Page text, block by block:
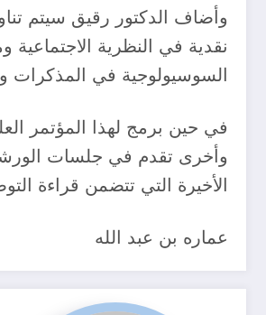
وأضاف الدكتور رقيق سيتم
نقدية في النظرية الاجتماعية
السوسيولوجية في المذكرات
وأخرى تقدم في جلسات
الأخيرة التي تتضمن قراءة
عماره بن عبد الله